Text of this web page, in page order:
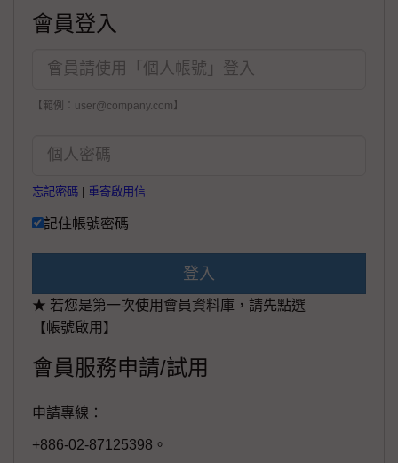
會員登入
【範例：user@company.com】
忘記密碼 重寄啟用信
記住帳號密碼
登入
★ 若您是第一次使用會員資料庫，請先點選
【帳號啟用】
會員服務申請/試用
申請專線：
+886-02-87125398。